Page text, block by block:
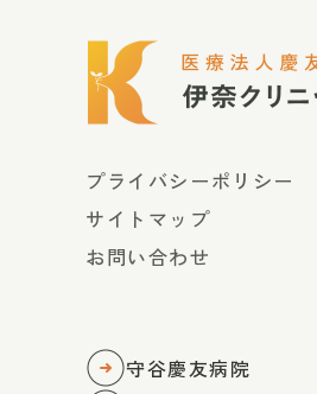
プライバシーポリシー
サイトマップ
お問い合わせ
守谷慶友病院